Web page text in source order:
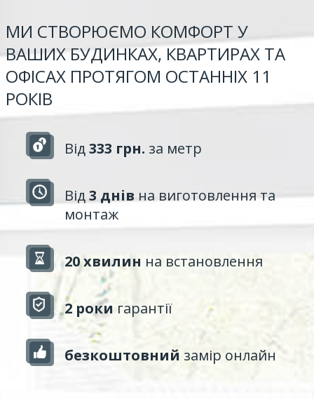
МИ СТВОРЮЄМО КОМФОРТ У
ВАШИХ БУДИНКАХ, КВАРТИРАХ ТА
ОФІСАХ ПРОТЯГОМ ОСТАННІХ 11
РОКІВ
Від333 грн. за метр
Від3 днів на виготовлення та
монтаж
20 хвилин на встановлення
2 роки гарантії
безкоштовний замір онлайн